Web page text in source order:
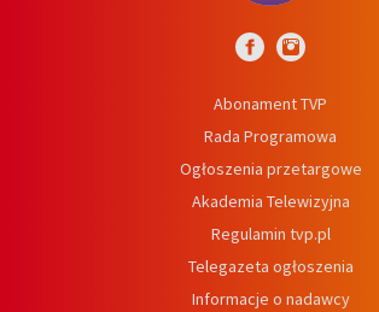
Abonament TVP
Rada Programowa
Ogłoszenia przetargowe
Akademia Telewizyjna
Regulamin tvp.pl
Telegazeta ogłoszenia
Informacje o nadawcy